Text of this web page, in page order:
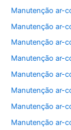
Manutenção ar-
Manutenção ar-
Manutenção ar-
Manutenção ar-
Manutenção ar-
Manutenção ar-
Manutenção ar-
Manutenção ar-